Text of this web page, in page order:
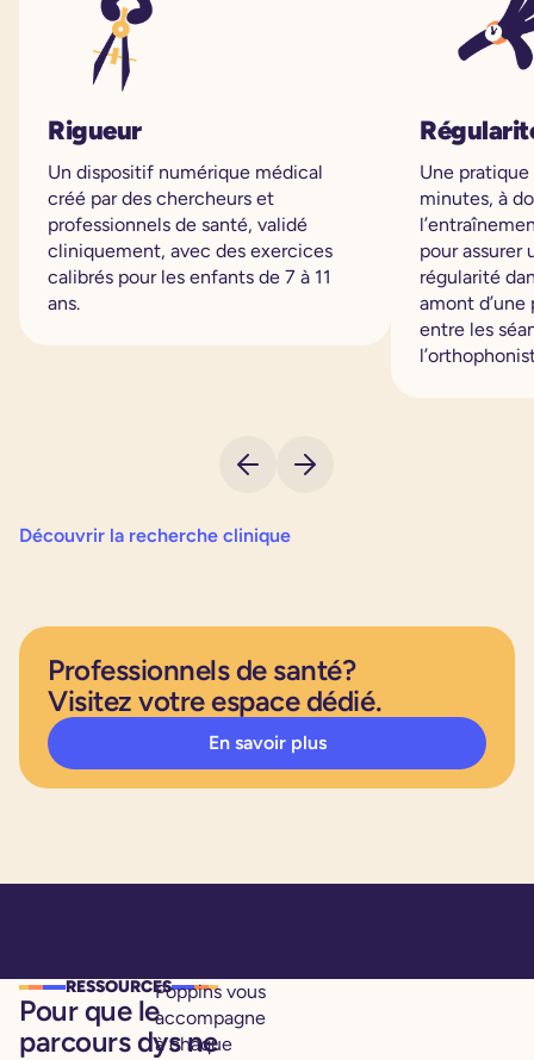
Rigueur
Un dispositif numérique médical
créé par des chercheurs et
professionnels de santé, validé
cliniquement, avec des exercices
calibrés pour les enfants de 7 à 11
ans.
Une
minutes, à
pour
régularité
amont d’une
entre les
Découvrir la recherche clinique
Professionnels de santé?
Visitez votre espace dédié.
En savoir plus
RESSOURCES
Pour que le
parcours dys ne
Poppins vous
accompagne
à chaque